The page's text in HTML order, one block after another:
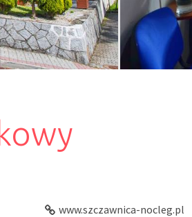
www.szczawnica-nocleg.pl